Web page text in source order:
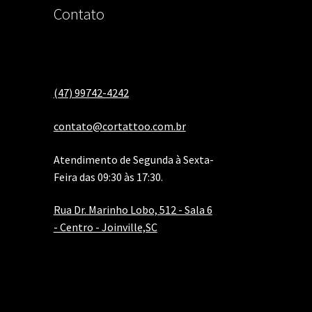
Contato
(47) 99742-4242
contato@cortattoo.com.br
Atendimento de Segunda à Sexta-
Feira das 09:30 às 17:30.
Rua Dr. Marinho Lobo, 512 - Sala 6
- Centro - Joinville,SC